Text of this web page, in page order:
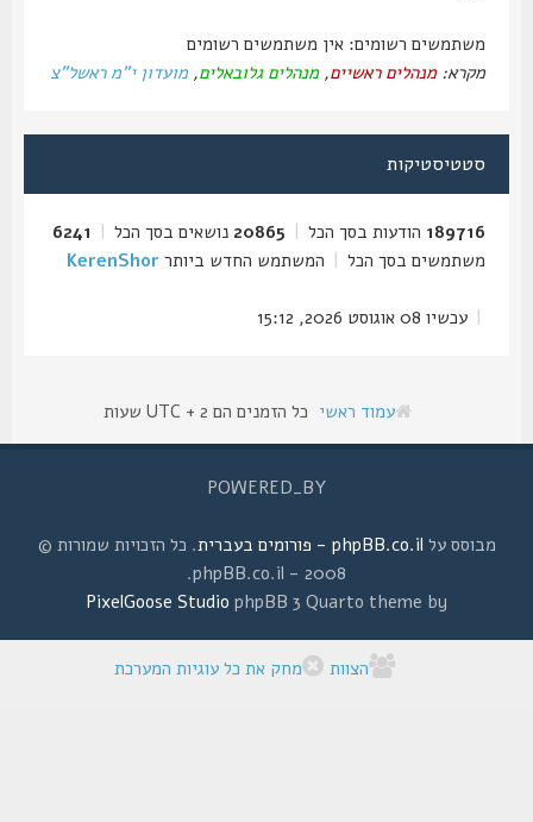
משתמשים רשומים: אין משתמשים רשומים
מקרא:מנהלים ראשיים,מנהלים גלובאלים,מועדון י"מ ראשל"צ
סטטיסטיקות
189716הודעות בסך הכל |
20865נושאים בסך הכל |
6241
משתמשים בסך הכל |המשתמש החדש ביותרKerenShor
עכשיו 08 אוגוסט 2026, 15:12
עמוד ראשי כל הזמנים הם UTC + 2 שעות
POWERED_BY
מבוסס עלphpBB.co.il - פורומים בעברית
. כל הזכויות שמורות ©
2008 - phpBB.co.il.
phpBB 3 Quarto theme by
PixelGoose Studio
הצוות מחק את כל עוגיות המערכת